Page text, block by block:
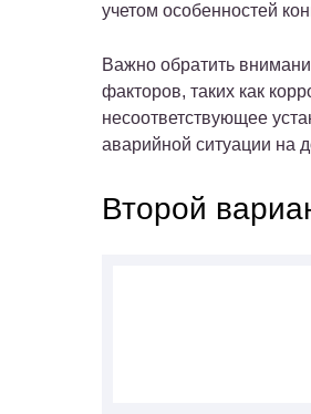
учетом особенностей
Важно обратить
факторов, таких как
несоответствующее
аварийной ситуации на
Второй